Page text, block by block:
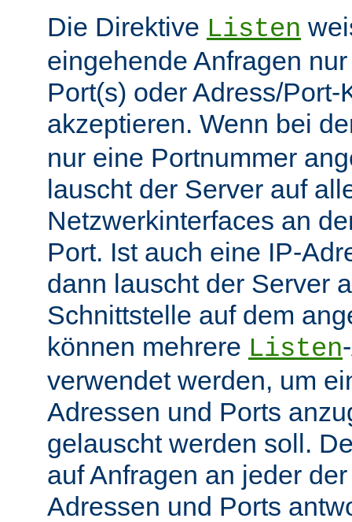
Die Direktive Listen
eingehende Anfragen
Port(s) oder Adress/
akzeptieren. Wenn bei
nur eine Portnummer
lauscht der Server auf
Netzwerkinterfaces an
Port. Ist auch eine IP-
dann lauscht der Server
Schnittstelle auf dem
können mehrere Listen
verwendet werden, um
Adressen und Ports
gelauscht werden soll.
auf Anfragen an jeder
Adressen und Ports